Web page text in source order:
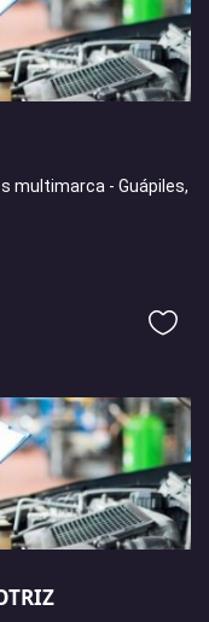
multimarca - Guápiles,